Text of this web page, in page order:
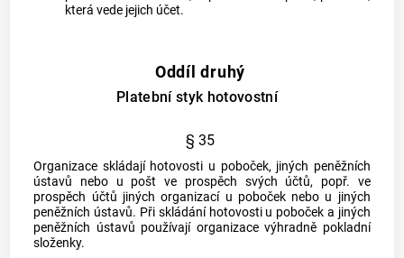
která vede jejich účet.
Oddíl druhý
Platební styk hotovostní
§ 35
Organizace skládají hotovosti u poboček, jiných peněžních
ústavů nebo u pošt ve prospěch svých účtů, popř. ve
prospěch účtů jiných organizací u poboček nebo u jiných
peněžních ústavů. Při skládání hotovosti u poboček a jiných
peněžních ústavů používají organizace výhradně pokladní
složenky.